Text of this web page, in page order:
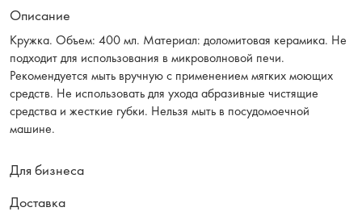
Описание
Кружка. Объем: 400 мл. Материал: доломитовая керамика. Не
подходит для использования в микроволновой печи.
Рекомендуется мыть вручную с применением мягких моющих
средств. Не использовать для ухода абразивные чистящие
средства и жесткие губки. Нельзя мыть в посудомоечной
машине.
Для бизнеса
Доставка